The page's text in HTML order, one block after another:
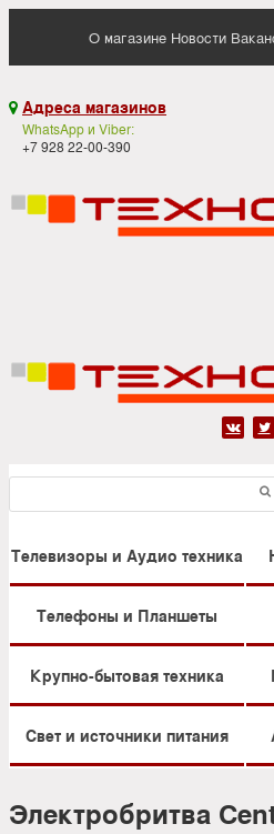
О магазине Новости
 Адреса магазинов
WhatsApp и Viber:
+7 928 22-00-390
 
Телевизоры и Аудио техника
Телефоны и Планшеты
Крупно-бытовая техника
Свет и источники питания
Электробритва